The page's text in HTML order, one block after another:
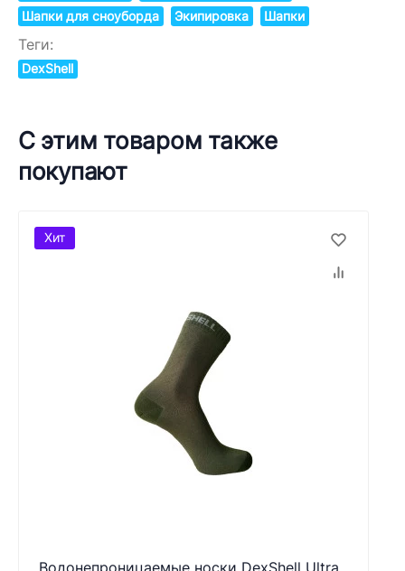
Шапки для сноуборда
Экипировка Шапки
Теги:
DexShell
С этим товаром также
покупают
Хит